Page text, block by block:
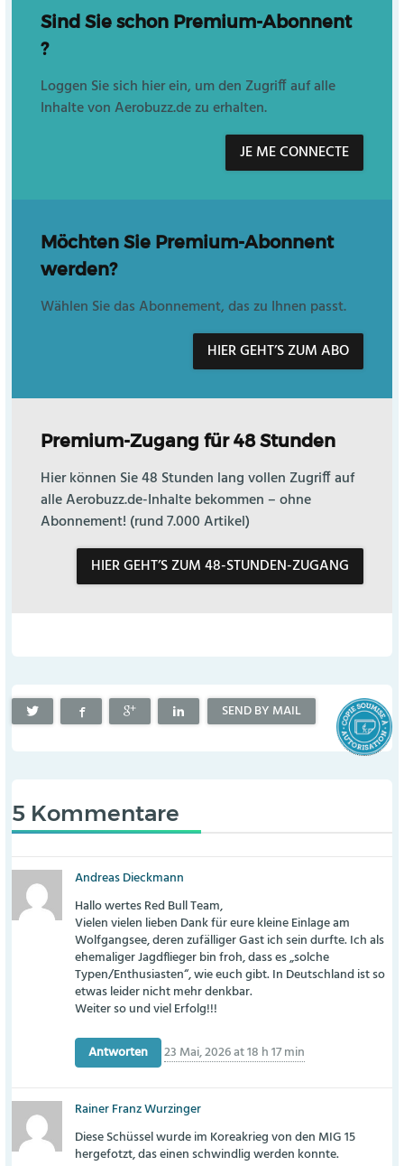
Sind Sie schon Premium-Abonnent
?
Loggen Sie sich hier ein, um den Zugriff auf alle
Inhalte von Aerobuzz.de zu erhalten.
JE ME CONNECTE
Möchten Sie Premium-Abonnent
werden?
Wählen Sie das Abonnement, das zu Ihnen passt.
HIER GEHT’S ZUM ABO
Premium-Zugang für 48 Stunden
Hier können Sie 48 Stunden lang vollen Zugriff auf
alle Aerobuzz.de-Inhalte bekommen – ohne
Abonnement! (rund 7.000 Artikel)
HIER GEHT’S ZUM 48-STUNDEN-ZUGANG
SEND BY MAIL
5 Kommentare
Andreas Dieckmann
Hallo wertes Red Bull Team,
Vielen vielen lieben Dank für eure kleine Einlage am
Wolfgangsee, deren zufälliger Gast ich sein durfte. Ich als
ehemaliger Jagdflieger bin froh, dass es „solche
Typen/Enthusiasten“, wie euch gibt. In Deutschland ist so
etwas leider nicht mehr denkbar.
Weiter so und viel Erfolg!!!
Antworten 23 Mai, 2026 at 18 h 17 min
Rainer Franz Wurzinger
Diese Schüssel wurde im Koreakrieg von den MIG 15
hergefotzt, das einen schwindlig werden konnte.